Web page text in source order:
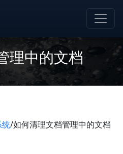
理中的文档
统/如何清理文档管理中的文档